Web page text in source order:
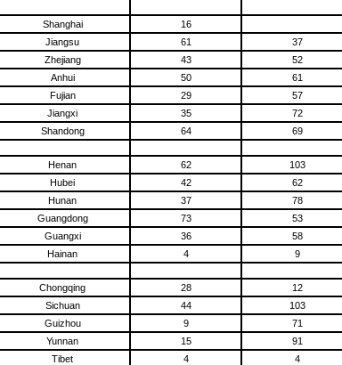
Shanghai 16
Jiangsu 61 37
Zhejiang 43 52
Anhui 50 61
Fujian 29 57
Jiangxi 35 72
Shandong 64 69
Henan 62 103
Hubei 42 62
Hunan 37 78
Guangdong 73 53
Guangxi 36 58
Hainan 4 9
Chongqing 28 12
Sichuan 44 103
Guizhou 9 71
Yunnan 15 91
Tibet 4 4